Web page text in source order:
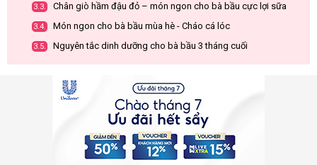
3.3. Chân giò hầm đậu đỏ – món ngon cho bà bầu cực lợi sữa
3.4. Món ngon cho bà bầu mùa hè - Cháo cá lóc
3.5. Nguyên tắc dinh dưỡng cho bà bầu 3 tháng cuối